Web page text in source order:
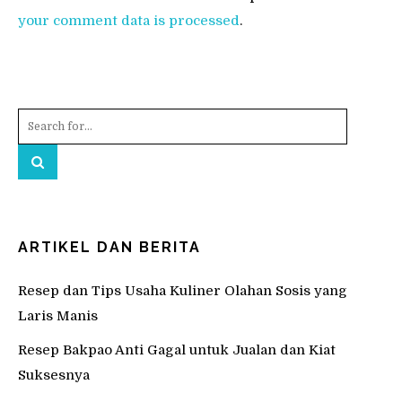
your comment data is processed.
ARTIKEL DAN BERITA
Resep dan Tips Usaha Kuliner Olahan Sosis yang
Laris Manis
Resep Bakpao Anti Gagal untuk Jualan dan Kiat
Suksesnya